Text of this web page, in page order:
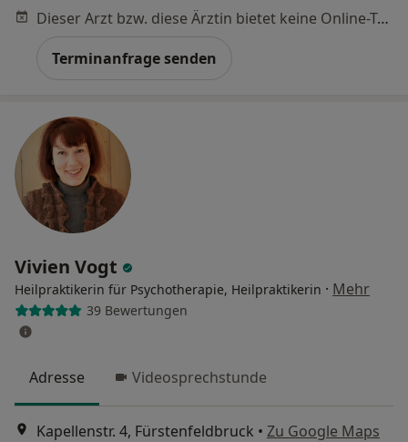
Dieser Arzt bzw. diese Ärztin bietet keine Online-Terminbuchung an diesem Standort an.
Terminanfrage senden
Vivien Vogt
Heilpraktikerin für Psychotherapie, Heilpraktikerin · Mehr
39 Bewertungen
Adresse Videosprechstunde
Kapellenstr. 4, Fürstenfeldbruck • Zu Google Maps